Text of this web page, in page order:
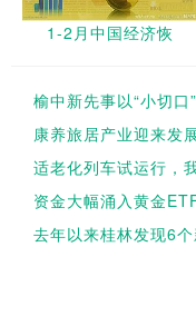
1-2月中国经济恢
榆中新先事以“小切口
康养旅居产业迎来发
适老化列车试运行，
资金大幅涌入黄金
去年以来桂林发现6